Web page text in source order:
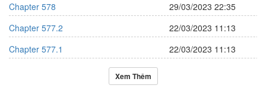
Chapter 578
29/03/2023 22:35
Chapter 577.2
22/03/2023 11:13
Chapter 577.1
22/03/2023 11:13
Xem Thêm